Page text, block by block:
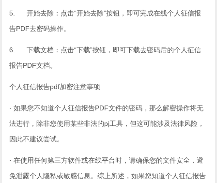
5. ‌ 开始去除‌：点击“开始去除”按钮，即可完成在线个人征信报
告PDF去密码操作。
6. ‌ 下载文档‌：点击“下载”按钮，即可下载去密码后的个人征信
报告PDF文档。
个人征信报告pdf加密注意事项
· 如果您不知道个人征信报告PDF文件的密码，那么解密操作将无
法进行，除非您使用某些非法的pj工具，但这可能涉及法律风险，
因此不建议尝试。
· 在使用任何第三方软件或在线平台时，请确保您的文件安全，避
免泄露个人隐私或敏感信息。综上所述，如果您知道个人征信报告